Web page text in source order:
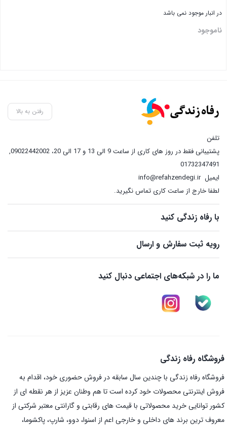
در انبار موجود نمی باشد
ناموجود
رفتن به بالا
تلفن
پشتیبانی فقط در روز های کاری از ساعت 9 الی 13 و 17 الی 20، 09022442002
,
01732347491
ایمیلinfo@refahzendegi.ir
لطفا خارج از ساعت کاری تماس نگیرید.
با رفاه زندگی کنید
رویه ثبت سفارش و ارسال
ما را در شبکه‌های اجتماعی دنبال کنید
فروشگاه رفاه زندگی
فروشگاه رفاه زندگی با چندین سال سابقه در فروش حضوری خود، اقدام به
فروش اینترنتی محصولات خود کرده است تا هم وطنان عزیز از هر نقطه ای از
کشور توانایی خرید محصولاتی با قیمت های رقابتی و گارانتی معتبر شرکتی از
معروف ترین برند های داخلی و خارجی اعم از اسنوا، دوو، شارپ، پاکشوما،